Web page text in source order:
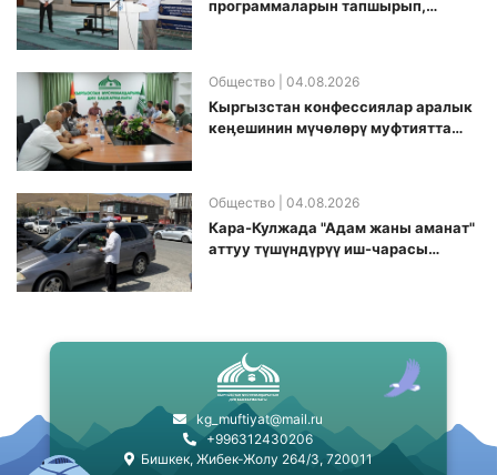
программаларын тапшырып,
Общество | 04.08.2026
Кыргызстан конфессиялар аралык
кеӊешинин мүчөлөрү муфтиятта
Общество | 04.08.2026
Кара-Кулжада "Адам жаны аманат"
аттуу түшүндүрүү иш-чарасы
kg_muftiyat@mail.ru
+996312430206
Бишкек, Жибек-Жолу 264/3, 720011